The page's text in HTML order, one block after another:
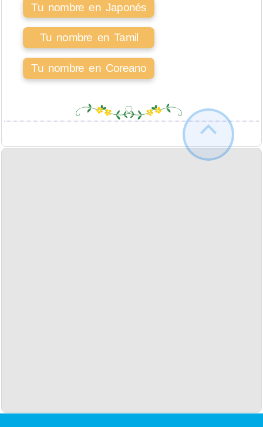
Tu nombre en Japonés
Tu nombre en Tamil
Tu nombre en Coreano